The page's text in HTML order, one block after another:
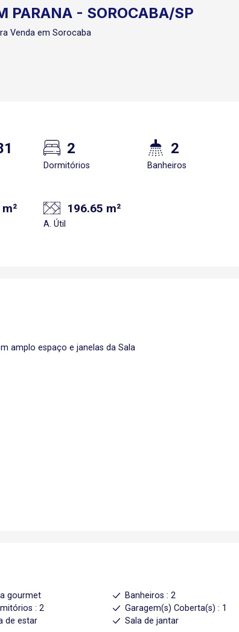
PARANA - SOROCABA/SP
Venda em Sorocaba
2
Dormitórios
2
Banheiros
196.65 m²
A. Útil
amplo espaço e janelas da Sala
gourmet
Banheiros : 2
: 2
Garagem(s) Coberta(s) : 1
de estar Sala de jantar